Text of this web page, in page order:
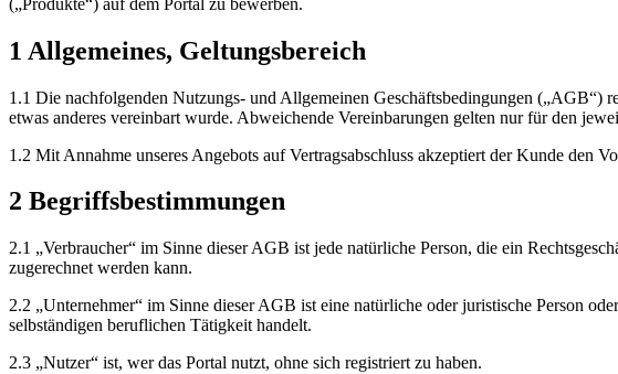
1 Allgemeines, Geltungsbereich
1.1 Die nachfolgenden Nutzungs- und Allgemeinen Geschäftsbedingungen („AGB“)
etwas anderes vereinbart wurde. Abweichende Vereinbarungen gelten nur für den
1.2 Mit Annahme unseres Angebots auf Vertragsabschluss akzeptiert der Kunde den
2 Begriffsbestimmungen
2.1 „Verbraucher“ im Sinne dieser AGB ist jede natürliche Person, die ein
zugerechnet werden kann.
2.2 „Unternehmer“ im Sinne dieser AGB ist eine natürliche oder juristische Person
selbständigen beruflichen Tätigkeit handelt.
2.3 „Nutzer“ ist, wer das Portal nutzt, ohne sich registriert zu haben.